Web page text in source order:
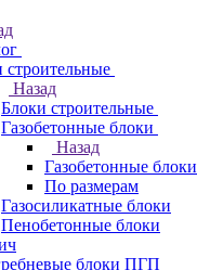
строительные
Назад
Блоки строительные
Газобетонные блоки
Назад
Газобетонные блоки
По размерам
Газосиликатные блоки
Пенобетонные блоки
блоки ПГП